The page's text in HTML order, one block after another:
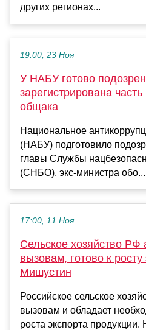
других регионах...
19:00, 23 Ноя
У НАБУ готово
зарегистрирована
общака
Национальное
(НАБУ) подготовило
главы Службы
(СНБО), экс-министра обо...
17:00, 11 Ноя
Сельское хозяйство РФ
вызовам, готово к
Мишустин
Российское сельское
вызовам и обладает
роста экспорта продукции.